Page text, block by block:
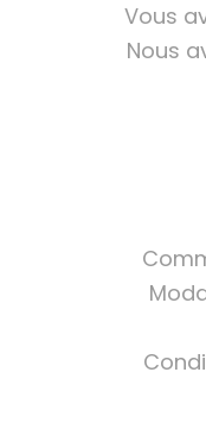
Vous
Nous